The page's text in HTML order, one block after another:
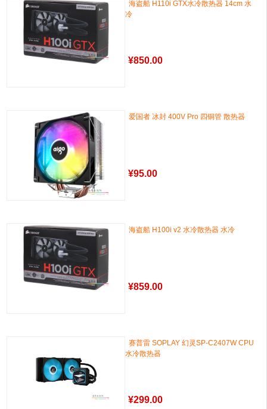
海盗船 H110i GTX水冷散热器 14cm 水
冷
¥850.00
爱国者 冰封 400V Pro 四铜管 散热器
¥95.00
海盗船 H100i v2 水冷散热器 水冷
¥859.00
赛普雷 SOPLAY 幻灵SP-C2407W CPU
水冷散热器
¥299.00